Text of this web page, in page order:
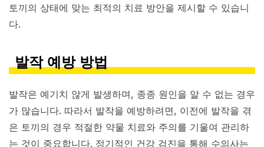
토끼의 상태에 맞는 최적의 치료 방안을 제시할 수 있습니
다.
발작 예방 방법
발작은 예기치 않게 발생하며, 종종 원인을 알 수 없는 경우
가 많습니다. 따라서 발작을 예방하려면, 이전에 발작을 겪
은 토끼의 경우 적절한 약물 치료와 주의를 기울여 관리하
는 것이 중요합니다. 정기적인 건강 검진을 통해 수의사는